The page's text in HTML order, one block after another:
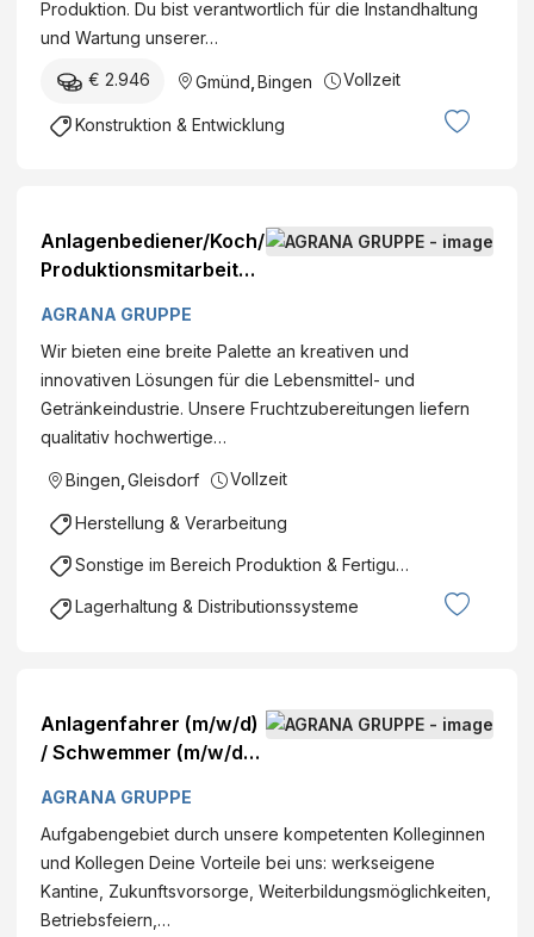
Österreich Kategorie:
Instandhaltung
Produktion. Du bist verantwortlich für die Instandhaltung
und Wartung unserer…
€ 2.946 Gmünd Bingen Vollzeit
Konstruktion & Entwicklung
Anlagenbediener/Koch/
Produktionsmitarbeiter/
DatumFirma: AGRANA
Fruit Austria GmbH -
Werk Gleisdorf
Standort:
MühlwaldstraßeGleisdo
rf, Österreich
Kategorie: Produktion
AGRANA GRUPPE
Wir bieten eine breite Palette an kreativen und
innovativen Lösungen für die Lebensmittel- und
Getränkeindustrie. Unsere Fruchtzubereitungen liefern
qualitativ hochwertige…
Bingen Gleisdorf Vollzeit
Herstellung & Verarbeitung
Sonstige im Bereich Produktion & Fertigung
Lagerhaltung & Distributionssysteme
Anlagenfahrer (m/w/d)
/ Schwemmer (m/w/d)
DatumFirma: AGRANA
Stärke GmbH - Werk
Gmünd Standort:
ConrathstraßeGmünd,
Österreich Kategorie:
AGRANA GRUPPE
Aufgabengebiet durch unsere kompetenten Kolleginnen
und Kollegen Deine Vorteile bei uns: werkseigene
Kantine, Zukunftsvorsorge, Weiterbildungsmöglichkeiten,
Betriebsfeiern,…